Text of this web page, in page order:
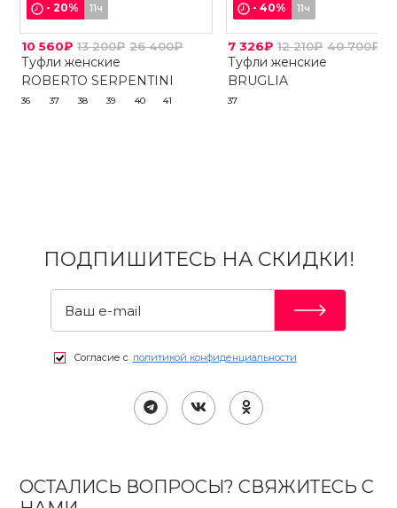
-20% 11ч
10 560₽ 13 200₽ 26 400₽
Туфли женские
ROBERTO SERPENTINI
36 37 38 39 40 41
-40% 11ч
7 326₽ 12 210₽ 40 700₽
Туфли женские
BRUGLIA
37
ПОДПИШИТЕСЬ НА СКИДКИ!
Согласие с политикой конфиденциальности
ОСТАЛИСЬ ВОПРОСЫ? СВЯЖИТЕСЬ С